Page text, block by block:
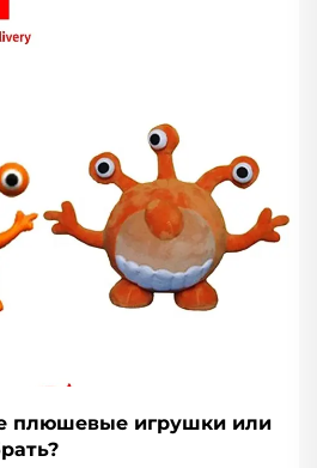
плюшевые игрушки или